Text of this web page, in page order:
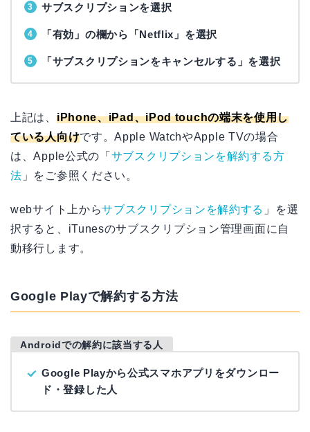
サブスクリプションを選択
「有効」の欄から「Netflix」を選択
「サブスクリプションをキャンセルする」を選択
上記は、 iPhone、iPad、iPod touchの端末を使用し
ている人向けです。Apple WatchやApple TVの場合
は、Apple公式の「 サブスクリプションを解約する方
法 」をご参照ください。
webサイト上からサブスクリプションを解約する 」を選
択すると、iTunesのサブスクリプション管理画面に自
動移行します。
Google Playで解約する方法
Androidでの解約に該当する人
Google Playから公式スマホアプリをダウンロー
ド・登録した人